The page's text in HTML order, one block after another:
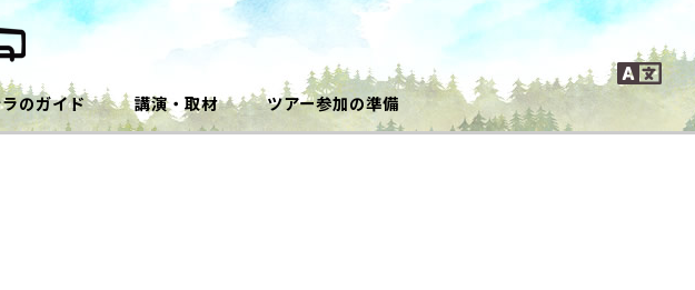
のガイド 講演・取材 ツアー参加の準備